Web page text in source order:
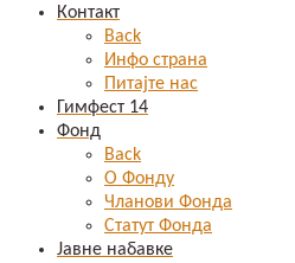
Контакт
Back
Инфо страна
Питајте нас
Гимфест 14
Фонд
Back
О Фонду
Чланови Фонда
Статут Фонда
Јавне набавке